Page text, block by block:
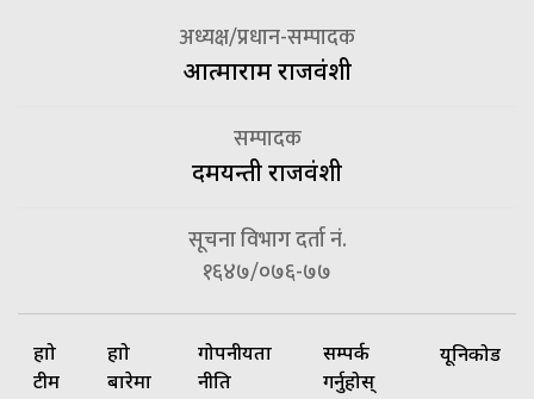
अध्यक्ष/प्रधान-सम्पादक
आत्माराम राजवंशी
सम्पादक
दमयन्ती राजवंशी
सूचना विभाग दर्ता नं.
१६४७/०७६-७७
हाम्रो
टीम
हाम्रो
बारेमा
गोपनीयता
नीति
सम्पर्क
गर्नुहोस्
यूनिकोड